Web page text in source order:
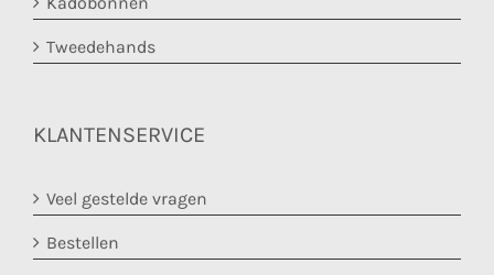
Tweedehands
KLANTENSERVICE
Veel gestelde vragen
Bestellen